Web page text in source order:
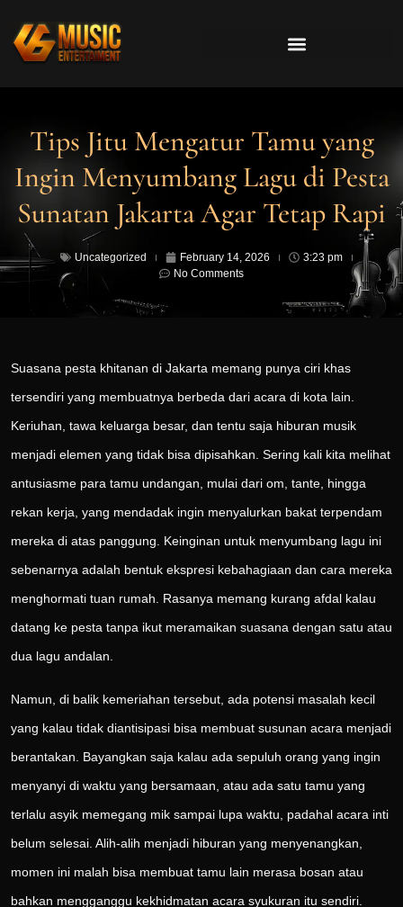
Tips Jitu Mengatur Tamu yang
Ingin Menyumbang Lagu di Pesta
Sunatan Jakarta Agar Tetap Rapi
Uncategorized February 14, 2026
3:23 pm
No Comments
Suasana pesta khitanan di Jakarta memang punya ciri khas
tersendiri yang membuatnya berbeda dari acara di kota lain.
Keriuhan, tawa keluarga besar, dan tentu saja hiburan musik
menjadi elemen yang tidak bisa dipisahkan. Sering kali kita melihat
antusiasme para tamu undangan, mulai dari om, tante, hingga
rekan kerja, yang mendadak ingin menyalurkan bakat terpendam
mereka di atas panggung. Keinginan untuk menyumbang lagu ini
sebenarnya adalah bentuk ekspresi kebahagiaan dan cara mereka
menghormati tuan rumah. Rasanya memang kurang afdal kalau
datang ke pesta tanpa ikut meramaikan suasana dengan satu atau
dua lagu andalan.
Namun, di balik kemeriahan tersebut, ada potensi masalah kecil
yang kalau tidak diantisipasi bisa membuat susunan acara menjadi
berantakan. Bayangkan saja kalau ada sepuluh orang yang ingin
menyanyi di waktu yang bersamaan, atau ada satu tamu yang
terlalu asyik memegang mik sampai lupa waktu, padahal acara inti
belum selesai. Alih-alih menjadi hiburan yang menyenangkan,
momen ini malah bisa membuat tamu lain merasa bosan atau
bahkan mengganggu kekhidmatan acara syukuran itu sendiri.